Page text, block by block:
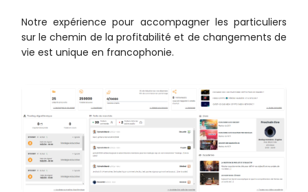
Notre expérience pour accompagner les particuliers
sur le chemin de la profitabilité et de changements de
vie est unique en francophonie.